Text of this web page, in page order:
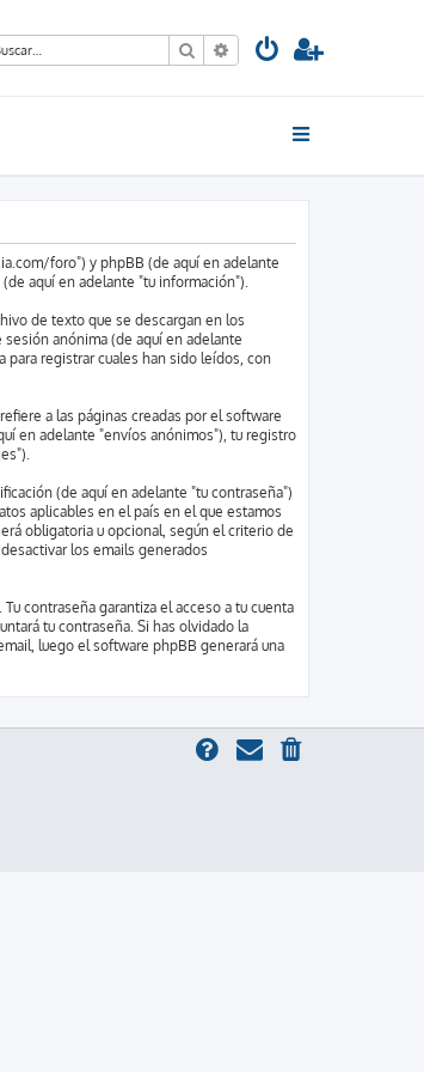
Buscar Búsqueda avanzada
foro") y phpBB (de aquí en adelante
aquí en adelante "tu información").
de texto que se descargan en los
anónima (de aquí en adelante
para registrar cuales han sido leídos, con
a las páginas creadas por el software
en adelante "envíos anónimos"), tu registro
(de aquí en adelante "tu contraseña")
aplicables en el país en el que estamos
obligatoria u opcional, según el criterio de
los emails generados
contraseña garantiza el acceso a tu cuenta
tu contraseña. Si has olvidado la
luego el software phpBB generará una